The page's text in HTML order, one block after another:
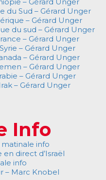
du Sud – Gérard Unger
– Gérard Unger
du sud – Gérard Unger
– Gérard Unger
– Gérard Unger
– Gérard Unger
– Gérard Unger
– Gérard Unger
– Gérard Unger
Info
matinale info
direct d’Israël
info
– Marc Knobel